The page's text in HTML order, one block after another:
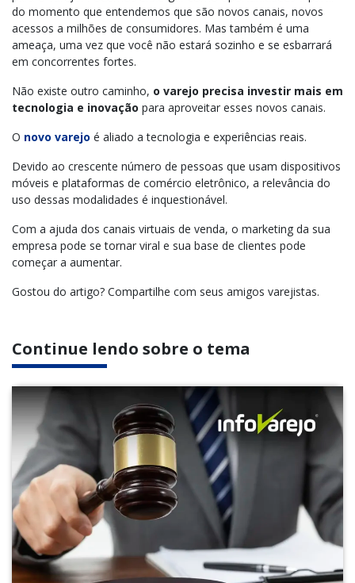
do momento que entendemos que são novos canais, novos
acessos a milhões de consumidores. Mas também é uma
ameaça, uma vez que você não estará sozinho e se esbarrará
em concorrentes fortes.
Não existe outro caminho, o varejo precisa investir mais em
tecnologia e inovação para aproveitar esses novos canais.
O novo varejo é aliado a tecnologia e experiências reais.
Devido ao crescente número de pessoas que usam dispositivos
móveis e plataformas de comércio eletrônico, a relevância do
uso dessas modalidades é inquestionável.
Com a ajuda dos canais virtuais de venda, o marketing da sua
empresa pode se tornar viral e sua base de clientes pode
começar a aumentar.
Gostou do artigo? Compartilhe com seus amigos varejistas.
Continue lendo sobre o tema